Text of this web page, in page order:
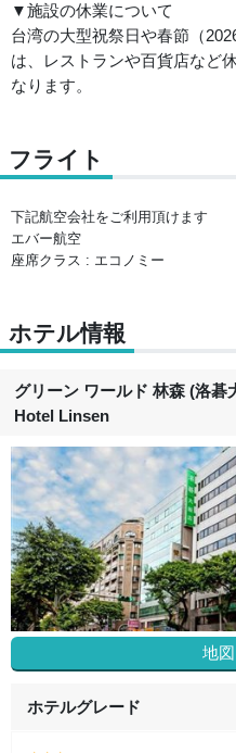
▼施設の休業について
台湾の大型祝祭日や春節（
は、レストランや百貨店など
なります。
フライト
下記航空会社をご利用頂けます
エバー航空
座席クラス : エコノミー
ホテル情報
グリーン ワールド 林森 (洛碁
Hotel Linsen
地
ホテルグレード